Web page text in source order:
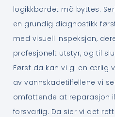
logikkbordet må byttes.
en grundig diagnostikk
med visuell inspeksjon,
profesjonelt utstyr, og til
Først da kan vi gi en ærlig
av vannskadetilfellene vi
omfattende at reparasjon
forsvarlig. Da sier vi det